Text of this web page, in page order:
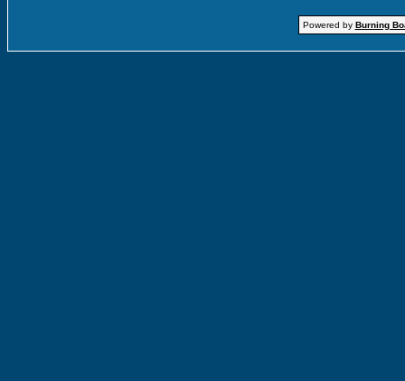
Powered by Burning